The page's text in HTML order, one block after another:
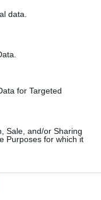
data.
for Targeted
Sale, and/or Sharing
Purposes for which it
joista etenkin pieni
julkisivuineen ja
Stortorget on